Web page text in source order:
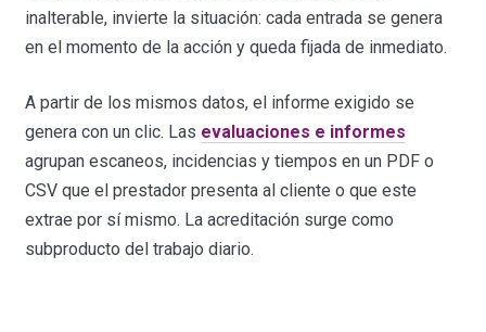
inalterable, invierte la situación: cada entrada se genera
en el momento de la acción y queda fijada de inmediato.
A partir de los mismos datos, el informe exigido se
genera con un clic. Las evaluaciones e informes
agrupan escaneos, incidencias y tiempos en un PDF o
CSV que el prestador presenta al cliente o que este
extrae por sí mismo. La acreditación surge como
subproducto del trabajo diario.